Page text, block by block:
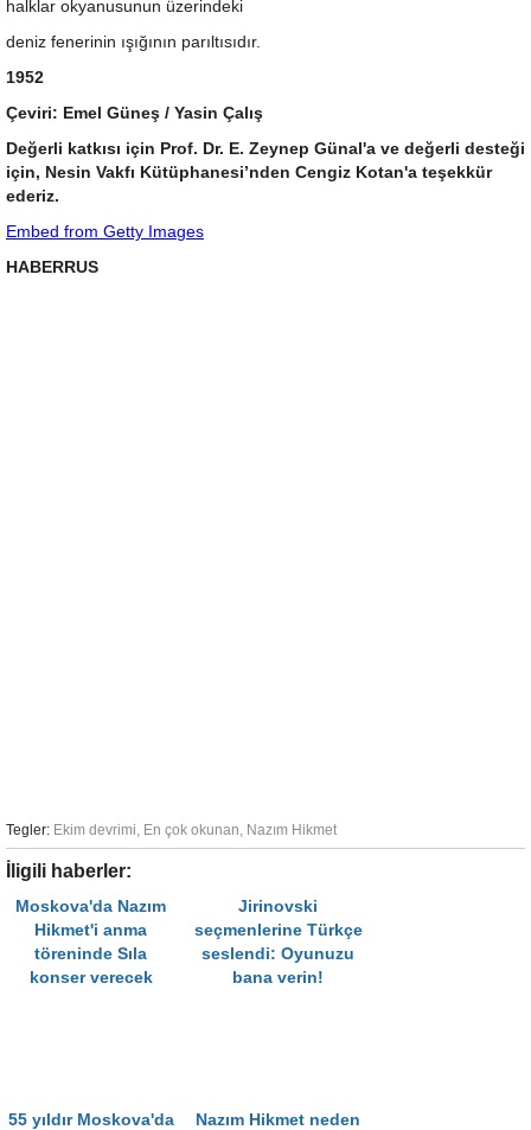
halklar okyanusunun üzerindeki
deniz fenerinin ışığının parıltısıdır.
1952
Çeviri: Emel Güneş / Yasin Çalış
Değerli katkısı için Prof. Dr. E. Zeynep Günal'a ve değerli desteği
için, Nesin Vakfı Kütüphanesi’nden Cengiz Kotan'a teşekkür
ederiz.
Embed from Getty Images
HABERRUS
Tegler: Ekim devrimi, En çok okunan, Nazım Hikmet
İligili haberler:
Moskova'da Nazım
Hikmet'i anma
töreninde Sıla
konser verecek
Jirinovski
seçmenlerine Türkçe
seslendi: Oyunuzu
bana verin!
55 yıldır Moskova'da
Nazım Hikmet neden